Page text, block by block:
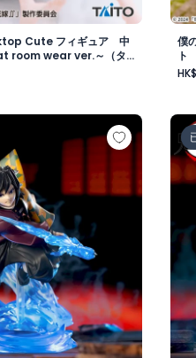
Cute フィギュア 中
room wear ver.～（タ
僕
ト
編－
XrossLink フィギュア“冨
ア